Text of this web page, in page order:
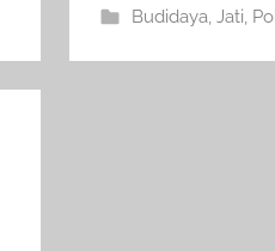
Budidaya, Jati,